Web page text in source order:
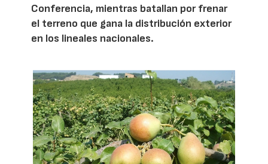
Conferencia, mientras batallan por frenar
el terreno que gana la distribución exterior
en los lineales nacionales.